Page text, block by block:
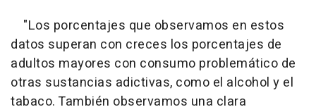
"Los porcentajes que observamos en estos
datos superan con creces los porcentajes de
adultos mayores con consumo problemático de
otras sustancias adictivas, como el alcohol y el
tabaco. También observamos una clara